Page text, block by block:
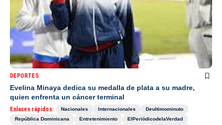
DEPORTES
Evelina Minaya dedica su medalla de plata a su madre,
quien enfrenta un cáncer terminal
Enlaces rápidos: Nacionales Internacionales
Deultimominuto
República Dominicana
Entretenimiento
ElPeriódicodelaVerdad